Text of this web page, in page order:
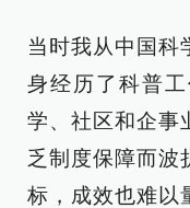
当时我从中国科
身经历了科普
学、社区和企事
乏制度保障而
标，成效也难以